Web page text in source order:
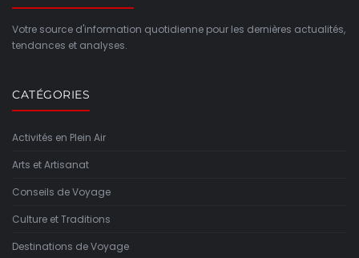
Votre source d'information quotidienne pour les dernières actualités,
tendances et analyses.
CATÉGORIES
Activités en Plein Air
Arts et Artisanat
Conseils de Voyage
Culture et Traditions
Destinations de Voyage